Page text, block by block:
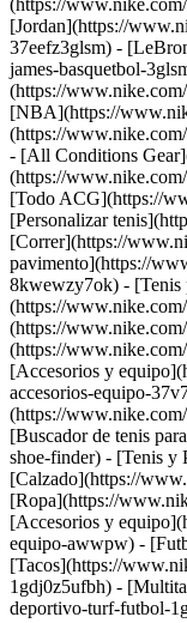
(https://
[Jordan](https://
37eefz3glsm) -
james-basquetbol-
(https://
[NBA](https://
(https://
- [All Conditions
(https://
[Todo ACG](https://
[Personalizar
[Correr](https://
pavimento](https://
8kwewzy7ok) - [Tenis
(https://
(https://
(https://
[Accesorios y
accesorios-equipo-
(https://
[Buscador de tenis
shoe-finder) - [Tenis y
[Calzado](https://
[Ropa](https://
[Accesorios y
equipo-awwpw) -
[Tacos](https://
1gdj0z5ufbh) -
deportivo-turf-futbol-